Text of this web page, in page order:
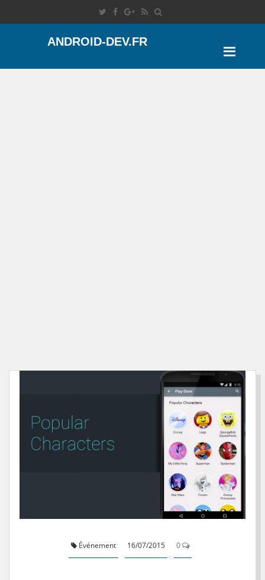
ANDROID-DEV.FR
Événement 16/07/2015 0